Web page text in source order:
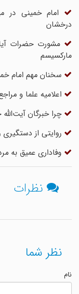
امام خمینی در
درخشان
مشورت حضرات آیات
مارکسیسم
سخنان مهم امام
اعلامیه علما و مراجع پس از
چرا خبرگان آیت‌الله
روایتی از دستگیری و
وفاداری عمیق به
نظرات
نظر شما